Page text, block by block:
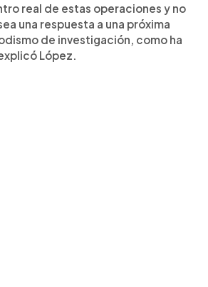
real de estas operaciones y no
una respuesta a una próxima
de investigación, como ha
López.